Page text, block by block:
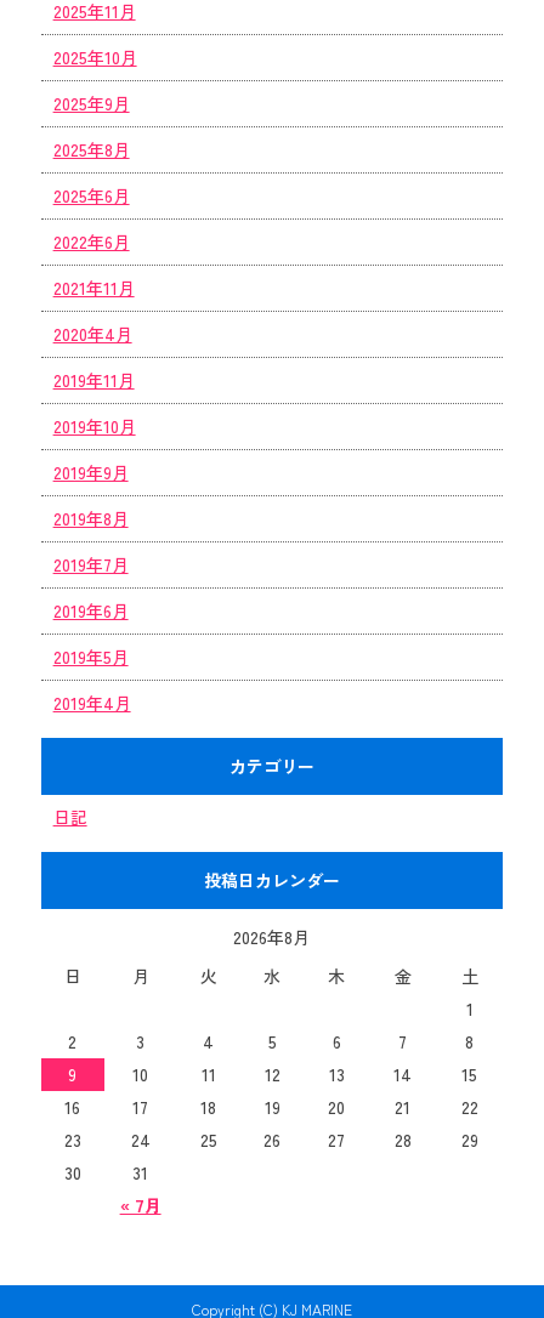
2025年11月
2025年10月
2025年9月
2025年8月
2025年6月
2022年6月
2021年11月
2020年4月
2019年11月
2019年10月
2019年9月
2019年8月
2019年7月
2019年6月
2019年5月
2019年4月
カテゴリー
日記
投稿日カレンダー
2026年8月
日
月 火 水 木 金 土
« 7月
1
2
3 4 5 6 7
8
9
10 11 12 13 14
15
16
17 18 19 20 21
22
23
24 25 26 27 28
29
30
31
Copyright (C) KJ MARINE